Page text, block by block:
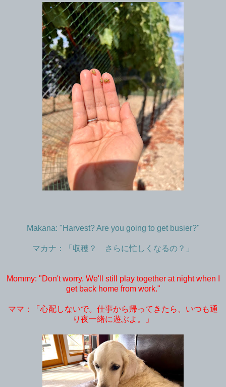
Makana: "Harvest? Are you going to get busier?"
マカナ：「収穫？ さらに忙しくなるの？」
Mommy: "Don't worry. We'll still play together at night when I
get back home from work."
ママ：「心配しないで。仕事から帰ってきたら、いつも通
り夜一緒に遊ぶよ。」